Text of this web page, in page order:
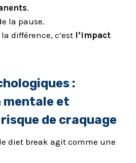
.
la pause.
différence, c’est l’impact
:
et
de craquage
diet break agit comme une